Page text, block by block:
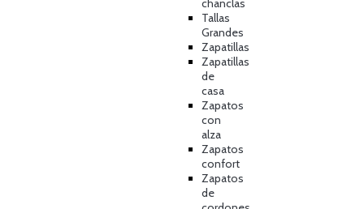
chanclas
Tallas
Grandes
Zapatillas
Zapatillas
de
casa
Zapatos
con
alza
Zapatos
confort
Zapatos
de